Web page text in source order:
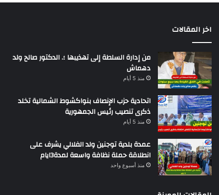
اخر المقالات
من إدارة السلطة إلى تهذيبها ؛. الدكتور صالح ولد
دهماش
منذ 5 أيام
اتحادية حزب الإنصاف بنواكشوط الشمالية تخلد
ذكرى تنصيب رئيس الجمهورية
منذ 5 أيام
عمدة بلدية توجنين ولد الفلالي يشرف على
انطلاقة حملة نظافة واسعة لمدة3ايام
منذ أسبوع واحد